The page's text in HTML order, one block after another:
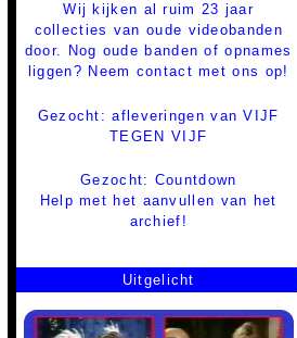
Wij kijken al ruim 23 jaar
collecties van oude videobanden
door. Nog oude banden of opnames
liggen? Neem contact met ons op!
Gezocht: afleveringen van VIJF
TEGEN VIJF
Gezocht: Countdown
Help met het aanvullen van het
archief!
Uitgelicht